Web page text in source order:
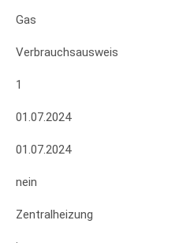
Gas
Verbrauchsausweis
1
01.07.2024
01.07.2024
nein
Zentralheizung